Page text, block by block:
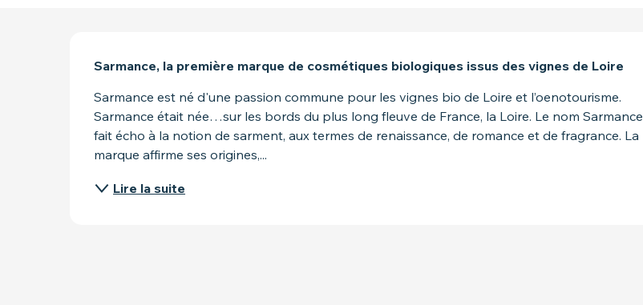
DESCRIPTION
Sarmance, la première marque de cosmétiques biologiques issus des vignes de Loire
Sarmance est né d'une passion commune pour les vignes bio de Loire et l’oenotourisme.
Sarmance était née…sur les bords du plus long fleuve de France, la Loire. Le nom Sarmance
fait écho à la notion de sarment, aux termes de renaissance, de romance et de fragrance. La
marque affirme ses origines,...
Lire la suite